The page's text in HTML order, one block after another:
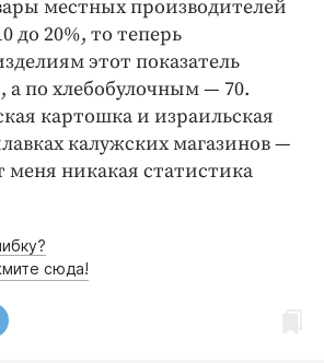
местных производителей
до 20%, то теперь
этот показатель
а по хлебобулочным — 70.
картошка и израильская
калужских магазинов —
меня никакая статистика
сюда!